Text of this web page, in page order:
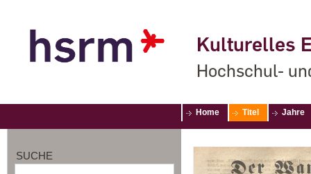
Kulturelles
Hochschul-
Home Titel Jahre
SUCHE